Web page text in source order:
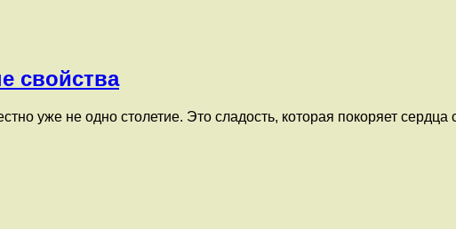
свойства
уже не одно столетие. Это сладость, которая покоряет